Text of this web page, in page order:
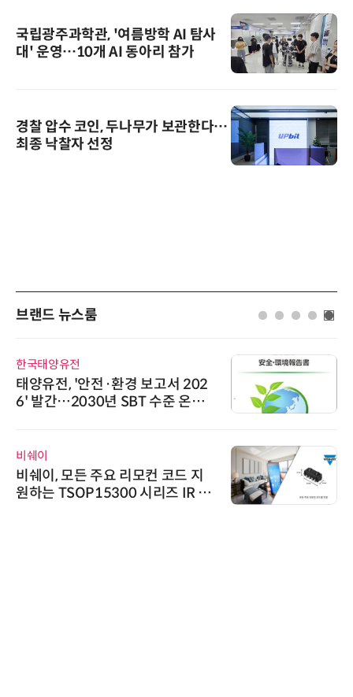
국립광주과학관, '여름방학 AI 탐사
대' 운영…10개 AI 동아리 참가
경찰 압수 코인, 두나무가 보관한다…
최종 낙찰자 선정
브랜드 뉴스룸
한국태양유전
태양유전, '안전·환경 보고서 202
6' 발간…2030년 SBT 수준 온실
비쉐이
비쉐이, 모든 주요 리모컨 코드 지
원하는 TSOP15300 시리즈 IR 수